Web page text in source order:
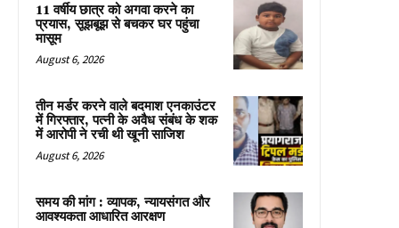
11 वर्षीय छात्र को अगवा करने का
प्रयास, सूझबूझ से बचकर घर पहुंचा
मासूम
August 6, 2026
तीन मर्डर करने वाले बदमाश एनकाउंटर
में गिरफ्तार, पत्नी के अवैध संबंध के शक
में आरोपी ने रची थी खूनी साजिश
August 6, 2026
समय की मांग : व्यापक, न्यायसंगत और
आवश्यकता आधारित आरक्षण